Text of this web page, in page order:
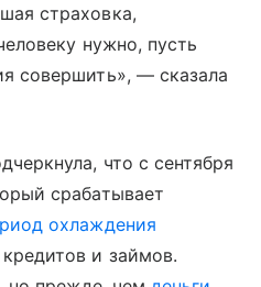
страховка,
нужно, пусть
совершить», — сказала
что с сентября
срабатывает
охлаждения
и займов.